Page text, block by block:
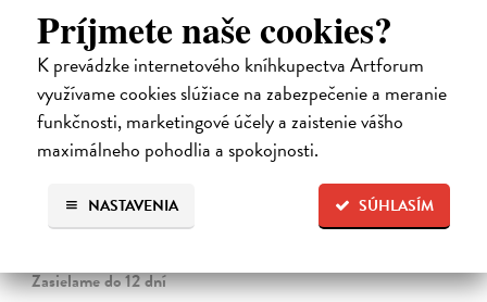
Príjmete naše cookies?
K prevádzke internetového kníhkupectva Artforum
využívame cookies slúžiace na zabezpečenie a meranie
funkčnosti, marketingové účely a zaistenie vášho
maximálneho pohodlia a spokojnosti.
SÚHLASÍM
NASTAVENIA
Sen noci svatojánské / A Midsummer
Shakespeare William| Kniha
Dvojjazyčné vydanie súborného Shakespearovho dramatického diela
Zasielame do 12 dní